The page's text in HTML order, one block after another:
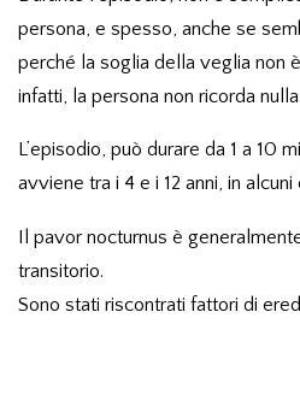
persona, e spesso, anche se
perché la soglia della veglia non
infatti, la persona non ricorda nulla.
L’episodio, può durare da 1 a 10
avviene tra i 4 e i 12 anni, in
Il pavor nocturnus è
transitorio.
Sono stati riscontrati fattori di